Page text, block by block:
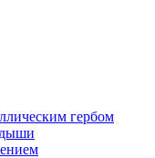
гербом